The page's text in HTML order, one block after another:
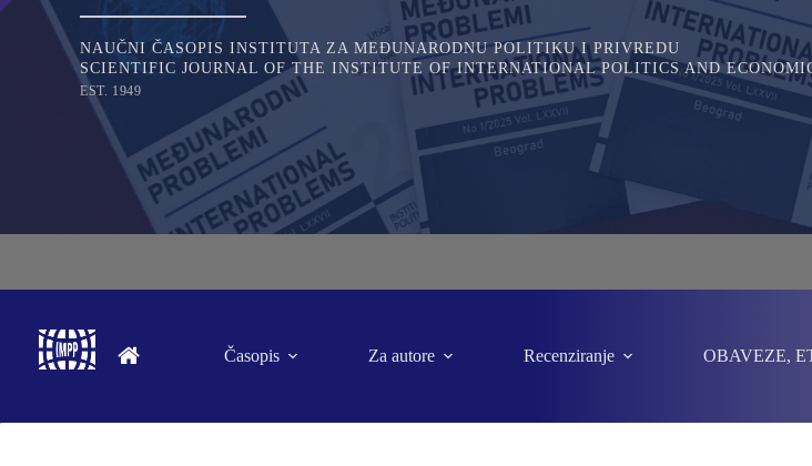
NAUČNI ČASOPIS INSTITUTA ZA MEĐUNARODNU POLITIKU I PRIVREDU
SCIENTIFIC JOURNAL OF THE INSTITUTE OF INTERNATIONAL POLITICS AND
EST. 1949
Časopis Za autore Recenziranje OBAVEZE,